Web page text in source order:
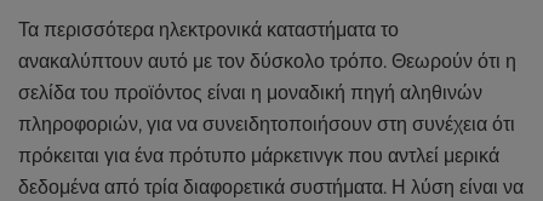
Τα περισσότερα ηλεκτρονικά καταστήματα το
ανακαλύπτουν αυτό με τον δύσκολο τρόπο. Θεωρούν ότι η
σελίδα του προϊόντος είναι η μοναδική πηγή αληθινών
πληροφοριών, για να συνειδητοποιήσουν στη συνέχεια ότι
πρόκειται για ένα πρότυπο μάρκετινγκ που αντλεί μερικά
δεδομένα από τρία διαφορετικά συστήματα. Η λύση είναι να